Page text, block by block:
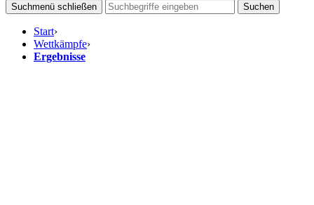
Suchmenü schließen
Suchen
Start›
Wettkämpfe›
Ergebnisse